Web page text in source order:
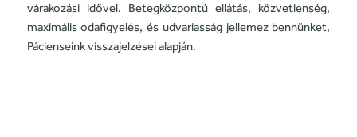
várakozási idővel. Betegközpontú ellátás, közvetlenség,
maximális odafigyelés, és udvariasság jellemez bennünket,
Pácienseink visszajelzései alapján.